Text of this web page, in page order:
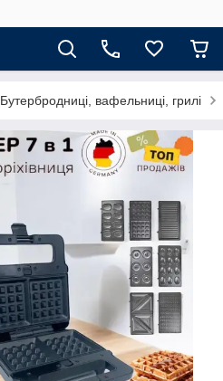
Бутербродниці, вафельниці, грилі